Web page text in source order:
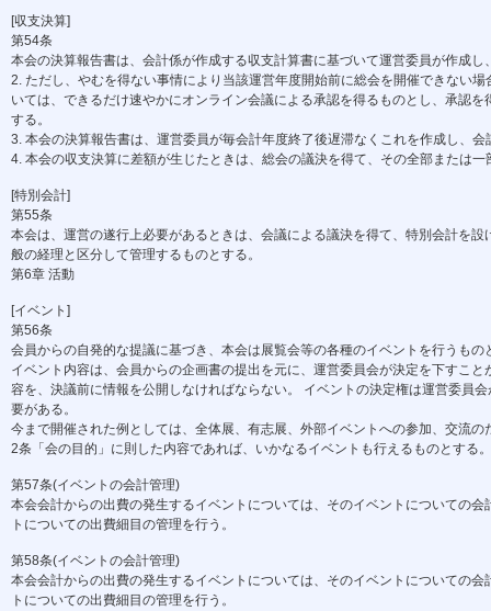
[収支決算]
第54条
本会の決算報告書は、会計係が作成する収支計算書に基づいて運営委員が作成
2. ただし、やむを得ない事情により当該運営年度開始前に総会を開催できない
いては、できるだけ速やかにオンライン会議による承認を得るものとし、承認
する。
3. 本会の決算報告書は、運営委員が毎会計年度終了後遅滞なくこれを作成し、
4. 本会の収支決算に差額が生じたときは、総会の議決を得て、その全部または
[特別会計]
第55条
本会は、運営の遂行上必要があるときは、会議による議決を得て、特別会計を
般の経理と区分して管理するものとする。
第6章 活動
[イベント]
第56条
会員からの自発的な提議に基づき、本会は展覧会等の各種のイベントを行うもの
イベント内容は、会員からの企画書の提出を元に、運営委員会が決定を下すこ
容を、決議前に情報を公開しなければならない。 イベントの決定権は運営委員
要がある。
今まで開催された例としては、全体展、有志展、外部イベントへの参加、交流
2条「会の目的」に則した内容であれば、いかなるイベントも行えるものとする。
第57条(イベントの会計管理)
本会会計からの出費の発生するイベントについては、そのイベントについての
トについての出費細目の管理を行う。
第58条(イベントの会計管理)
本会会計からの出費の発生するイベントについては、そのイベントについての
トについての出費細目の管理を行う。